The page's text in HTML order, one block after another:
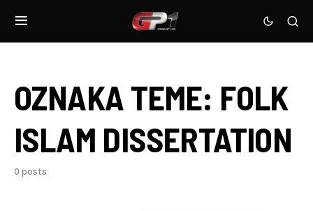
OZNAKA TEME: FOLK
ISLAM DISSERTATION
0 posts